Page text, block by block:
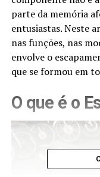
parte da memória
entusiastas. Neste
nas funções, nas
envolve o
que se formou em
O que é o